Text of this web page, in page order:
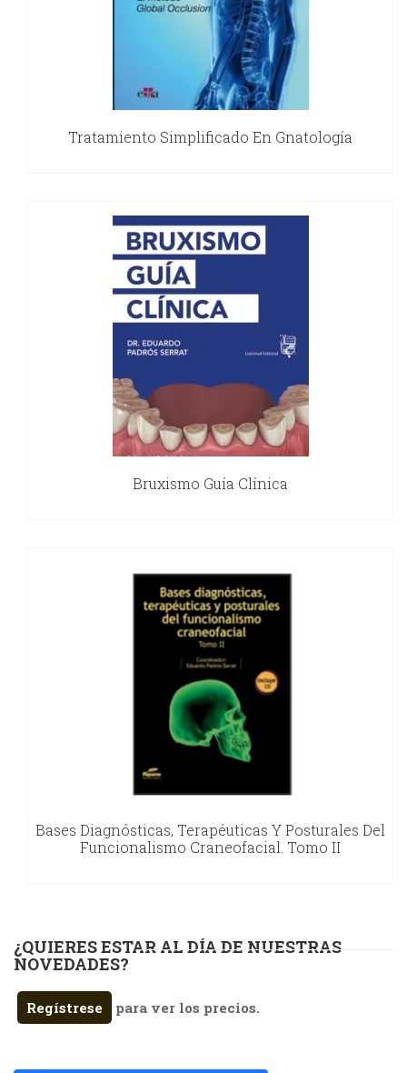
Tratamiento Simplificado En Gnatología
Bruxismo Guía Clínica
Bases Diagnósticas, Terapéuticas Y Posturales Del
Funcionalismo Craneofacial. Tomo II
¿QUIERES ESTAR AL DÍA DE NUESTRAS
NOVEDADES?
Regístrese para ver los precios.